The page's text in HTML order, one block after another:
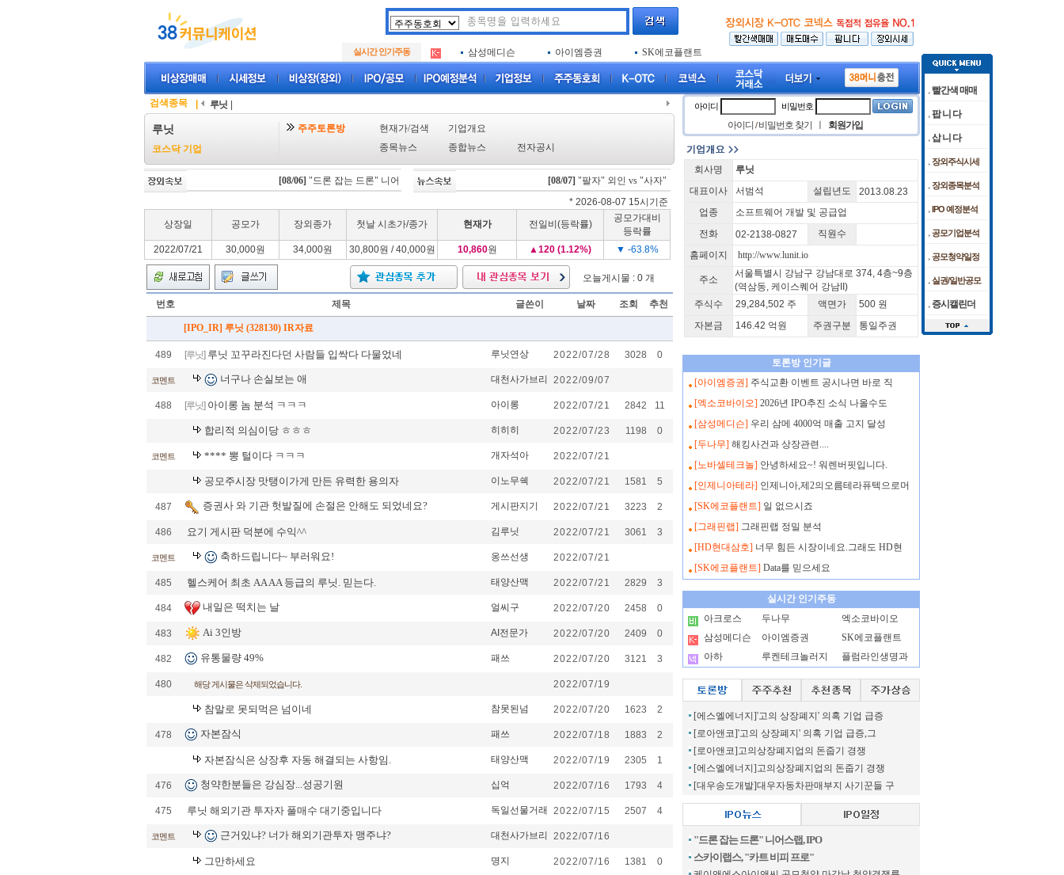
실시간 인기주동
. 아크로스 두나무
엑소코바이오
삼성메디슨 아이엠증권
SK에코플랜트
.
아크로스 두나무
엑소코바이오
SK에코플랜트
.
아하 루켄테크놀러지 플럼라인생명과
검색종목 루닛
루닛
코스닥 기업
주주토론방 현재가/검색
기업개요
종목뉴스
종합뉴스 전자공시
[08/06]"드론 잡는 드론" 니어스랩, IPO 시동 "2029년 방공망 체계 편입" [08/06]스카이랩스, "카트 비피 프로" 미국 FDA 허가 임상 준비 박차 케이앤에스아이앤씨 공모청약 마감날 청
[08/07]"팔자" 외인 vs "사자" 개인·기관 공방… 코스피, 0.6% 하락 마감
코스피, 외인·기관 저가 매수에 6400선 터치…
* 2026-08-07 15시기준
상장일
공모가 장외종가 첫날 시초가/종가 현재가 전일비(등락률)
공모가대비
등락률
2022/07/21
30,000원 34,000원 30,800원 / 40,000원 10,860원 ▲120 (1.12%) ▼ -63.8%
오늘게시물 : 0 개
번호 제목 글쓴이 날짜 조회 추천
[IPO_IR] 루닛 (328130) IR자료
489 [루닛] 루닛 꼬꾸라진다던 사람들 입싹다 다물었네 루닛연상 2022/07/28 3028 0
코멘트 너구나 손실보는 애 대천사가브리 2022/09/07
488 [루닛] 아이롱 놈 분석 ㅋㅋㅋ 아이롱 2022/07/21 2842 11
합리적 의심이당 ㅎㅎㅎ 히히히 2022/07/23 1198 0
코멘트 **** 뽕 털이다 ㅋㅋㅋ 개자석아 2022/07/21
공모주시장 맛탱이가게 만든 유력한 용의자 이노무쉑 2022/07/21 1581 5
487 증권사 와 기관 헛발질에 손절은 안해도 되었네요? 게시판지기 2022/07/21 3223 2
486 요기 게시판 덕분에 수익^^ 김루닛 2022/07/21 3061 3
코멘트 축하드립니다~ 부러워요! 옹쓰선생 2022/07/21
485 헬스케어 최초 AA AA 등급의 루닛. 믿는다. 태양산맥 2022/07/21 2829 3
484 내일은 떡치는 날 얼씨구 2022/07/20 2458 0
483 Ai 3인방 AI전문가 2022/07/20 2409 0
482 유통물량 49% 패쓰 2022/07/20 3121 3
480 해당 게시물은 삭제되었습니다. 2022/07/19
참말로 못되먹은 넘이네 참못된넘 2022/07/20 1623 2
478 자본잠식 패쓰 2022/07/18 1883 2
자본잠식은 상장후 자동 해결되는 사항임. 태양산맥 2022/07/19 2305 1
476 청약한분들은 강심장...성공기원 십억 2022/07/16 1793 4
475 루닛 해외기관 투자자 풀매수 대기중입니다 독일선물거래 2022/07/15 2507 4
코멘트 근거있냐? 너가 해외기관투자 맹주냐? 대천사가브리 2022/07/16
그만하세요 명지 2022/07/16 1381 0
아이디 비밀번호
아이디 /비밀번호 찾기 회원가입
회사명
루닛
대표이사
서범석 설립년도
2013.08.23
업종
소프트웨어 개발 및 공급업
전화
02-2138-0827
직원수
홈페이지
http://www.lunit.io
주소
서울특별시 강남구 강남대로 374, 4층~9층
(역삼동, 케이스퀘어 강남II)
주식수
29,284,502 주 액면가
500 원
자본금
146.42 억원 주권구분 통일주권
토론방 인기글
[아이엠증권] 주식교환 이벤트 공시나면 바로 직
[엑소코바이오] 2026년 IPO추진 소식 나올수도
[삼성메디슨] 우리 삼메 4000억 매출 고지 달성
[두나무] 해킹사건과 상장관련....
[노바셀테크놀] 안녕하세요~! 워렌버핏입니다.
[인제니아테라] 인제니아,제2의오름테라퓨텍으로머
[SK에코플랜트] 일 없으시죠
[그래핀랩] 그래핀랩 정밀 분석
[HD현대삼호] 너무 힘든 시장이네요.그래도 HD현
[SK에코플랜트] Data를 믿으세요
실시간 인기주동
아크로스 두나무
엑소코바이오
삼성메디슨 아이엠증권
SK에코플랜트
아하 루켄테크놀러지 플럼라인생명과
[에스엘에너지]'고의 상장폐지' 의혹 기업 급증
[로아앤코]'고의 상장폐지' 의혹 기업 급증,그
[로아앤코]고의상장폐지업의 돈줍기 경쟁
[에스엘에너지]고의상장폐지업의 돈줍기 경쟁
[대우송도개발]대우자동차판매부지 사기꾼들 구
"드론 잡는 드론" 니어스랩, IPO
스카이랩스, "카트 비피 프로"
빨간색 매매
팝 니 다
삽 니 다
장외주식시세
장외종목분석
IPO 예정분석
공모기업분석
공모청약일정
실권/일반공모
증시캘린더